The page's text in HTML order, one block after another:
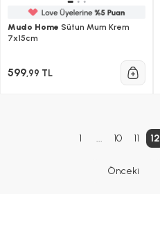
Mudo Home Sütun Mum Krem
7x15cm
599,99 TL
1 ... 10 11 12
Önceki